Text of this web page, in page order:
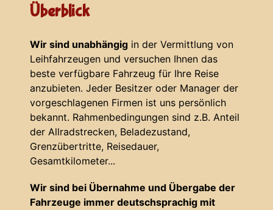
Überblick
Wir sind unabhängig in der Vermittlung von
Leihfahrzeugen und versuchen Ihnen das
beste verfügbare Fahrzeug für Ihre Reise
anzubieten. Jeder Besitzer oder Manager der
vorgeschlagenen Firmen ist uns persönlich
bekannt. Rahmenbedingungen sind z.B. Anteil
der Allradstrecken, Beladezustand,
Grenzübertritte, Reisedauer,
Gesamtkilometer...
Wir sind bei Übernahme und Übergabe der
Fahrzeuge immer deutschsprachig mit